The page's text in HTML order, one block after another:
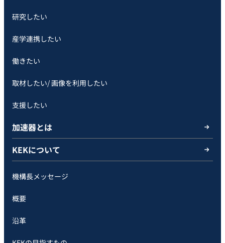
研究したい
産学連携したい
働きたい
取材したい/ 画像を利用したい
支援したい
加速器とは
KEKについて
機構長メッセージ
概要
沿革